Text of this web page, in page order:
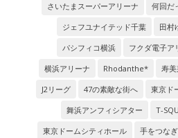
さいたまスーパーアリーナ
何回だ
ジェフユナイテッド千葉
田村
パシフィコ横浜
フクダ電子ア
横浜アリーナ
Rhodanthe* 寿
J2リーグ
47の素敵な街へ 東京ド
舞浜アンフィシアター
T-
東京ドームシティホール
手をつな